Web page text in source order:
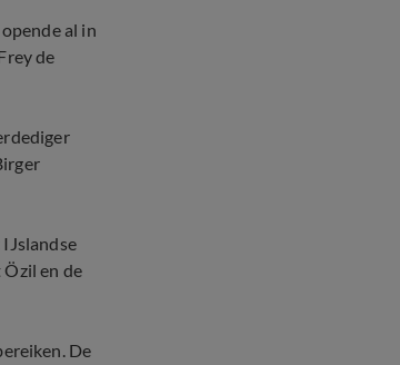
al in
de
en de
De